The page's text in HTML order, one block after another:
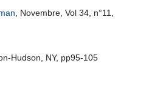
, Novembre, Vol 34, n°11,
Hudson, NY, pp95-105